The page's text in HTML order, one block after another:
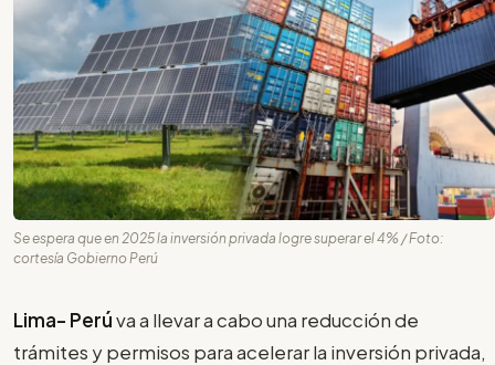
Se espera que en 2025 la inversión privada logre superar el 4% / Foto:
cortesía Gobierno Perú
Lima- Perúva a llevar a cabo una reducción de
trámites y permisos para acelerar la inversión privada,